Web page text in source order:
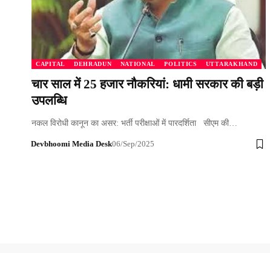
CAPITAL DEHRADUN NATIONAL POLITICS UTTARAKHAND
चार साल में 25 हजार नौकरियां: धामी सरकार की बड़ी
उपलब्धि
नकल विरोधी कानून का असर: भर्ती परीक्षाओं में पारदर्शिता सीएम की…
Devbhoomi Media Desk06/Sep/2025